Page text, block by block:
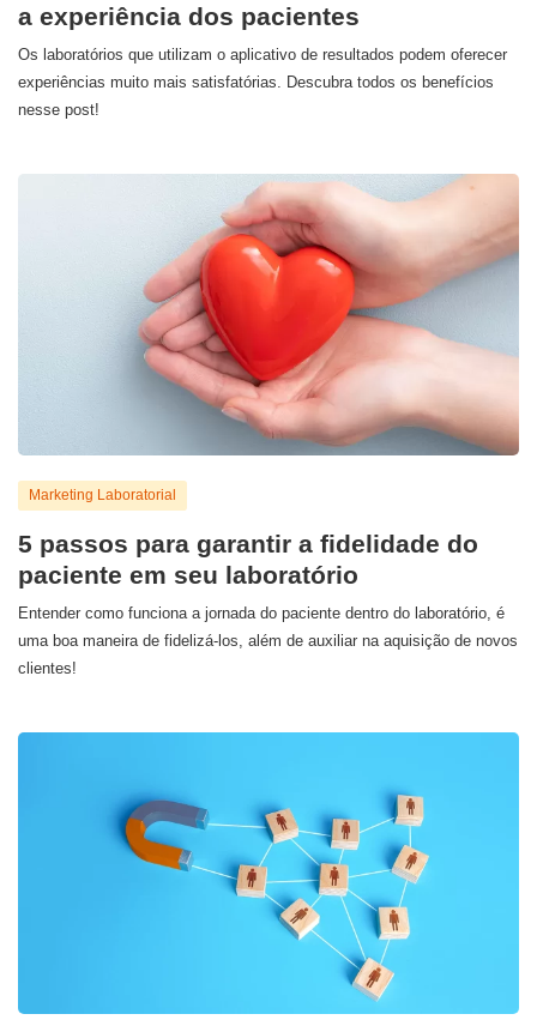
a experiência dos pacientes
Os laboratórios que utilizam o aplicativo de resultados podem oferecer
experiências muito mais satisfatórias. Descubra todos os benefícios
nesse post!
Marketing Laboratorial
5 passos para garantir a fidelidade do
paciente em seu laboratório
Entender como funciona a jornada do paciente dentro do laboratório, é
uma boa maneira de fidelizá-los, além de auxiliar na aquisição de novos
clientes!